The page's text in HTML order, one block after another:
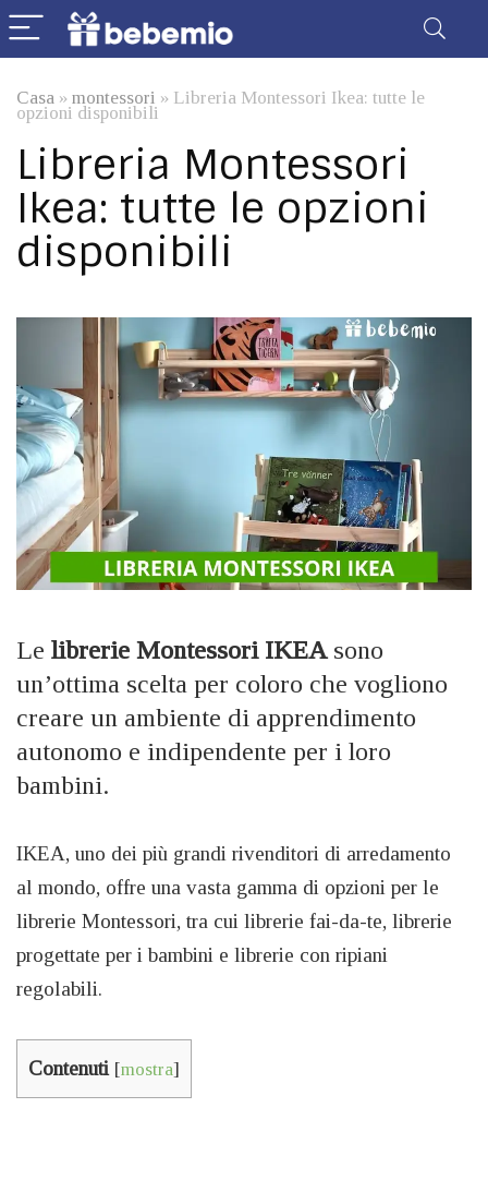
Casa » montessori » Libreria Montessori Ikea: tutte le
opzioni disponibili
Libreria Montessori
Ikea: tutte le opzioni
disponibili
Le librerie Montessori IKEAsono
un’ottima scelta per coloro che vogliono
creare un ambiente di apprendimento
autonomo e indipendente per i loro
bambini.
IKEA, uno dei più grandi rivenditori di arredamento
al mondo, offre una vasta gamma di opzioni per le
librerie Montessori, tra cui librerie fai-da-te, librerie
progettate per i bambini e librerie con ripiani
regolabili.
Contenuti [mostra]